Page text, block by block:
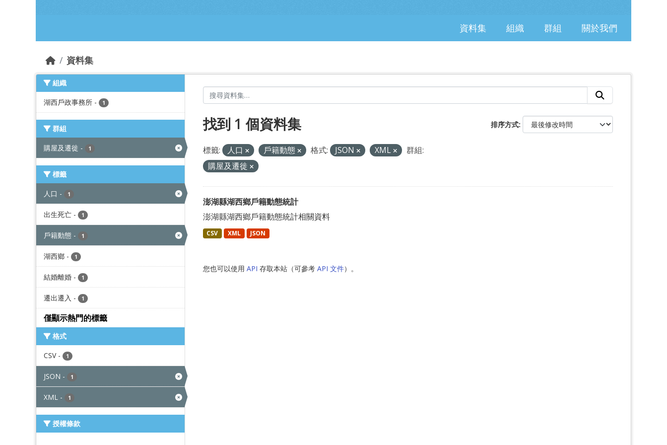
資料集 組織 群組 關於我們
資料集
組織
湖西戶政事務所 - 1
群組
購屋及遷徙 - 1
標籤
人口 - 1
出生死亡 - 1
戶籍動態 - 1
湖西鄉 - 1
結婚離婚 - 1
遷出遷入 - 1
僅顯示熱門的標籤
格式
CSV - 1
JSON - 1
XML - 1
授權條款
排序方式
找到 1 個資料集
標籤: 人口 戶籍動態 格式: JSON XML
群組:
購屋及遷徙
澎湖縣湖西鄉戶籍動態統計
澎湖縣湖西鄉戶籍動態統計相關資料
CSV XML JSON
您也可以使用 API 存取本站（可參考 API 文件）。